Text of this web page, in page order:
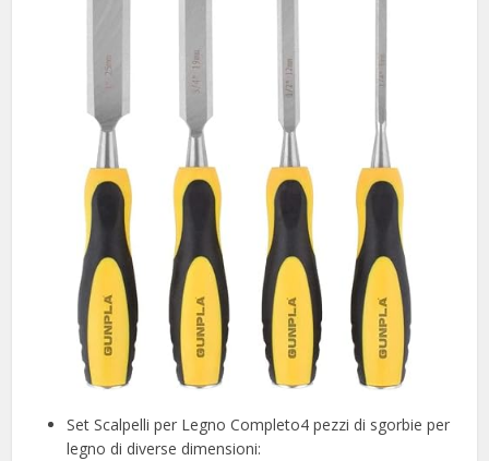
Set Scalpelli per Legno Completo4 pezzi di sgorbie per
legno di diverse dimensioni: